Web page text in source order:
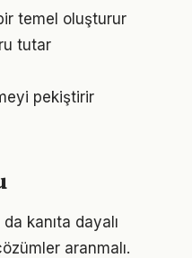
temel oluşturur
tutar
pekiştirir
kanıta dayalı
aranmalı.